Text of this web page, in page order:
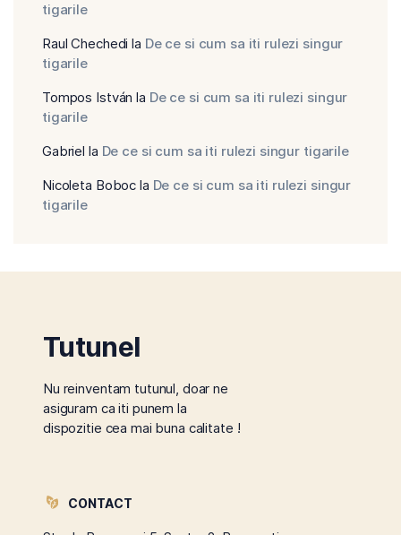
tigarile
Raul Chechedi la De ce si cum sa iti rulezi singur
tigarile
Tompos István la De ce si cum sa iti rulezi singur
tigarile
Gabriel la De ce si cum sa iti rulezi singur tigarile
Nicoleta Boboc la De ce si cum sa iti rulezi singur
tigarile
Tutunel
Nu reinventam tutunul, doar ne
asiguram ca iti punem la
dispozitie cea mai buna calitate !
CONTACT